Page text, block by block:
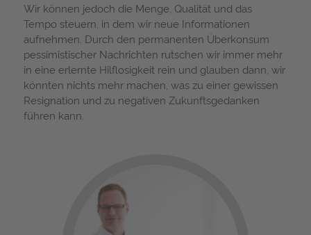
Wir können jedoch die Menge, Qualität und das
Tempo steuern, in dem wir neue Informationen
aufnehmen. Durch den permanenten Überkonsum
pessimistischer Nachrichten rutschen wir immer mehr
in eine erlernte Hilflosigkeit rein und glauben dann, wir
könnten nichts mehr machen, was zu einer gewissen
Resignation und zu negativen Zukunftsgedanken
führen kann.